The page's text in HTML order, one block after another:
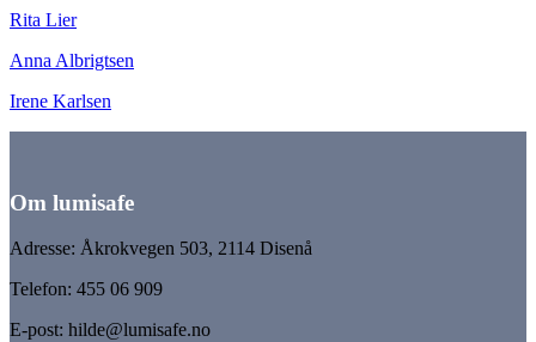
Rita Lier
Anna Albrigtsen
Irene Karlsen
Om lumisafe
Adresse: Åkrokvegen 503, 2114 Disenå
Telefon: 455 06 909
E-post: hilde@lumisafe.no